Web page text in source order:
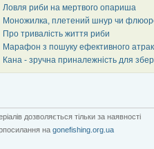
Ловля риби на мертвого опариша
Моножилка, плетений шнур чи
Про тривалість життя риби
Марафон з пошуку ефективного
Кана - зручна приналежність для
дозволяється тільки за наявності
на gonefishing.org.ua